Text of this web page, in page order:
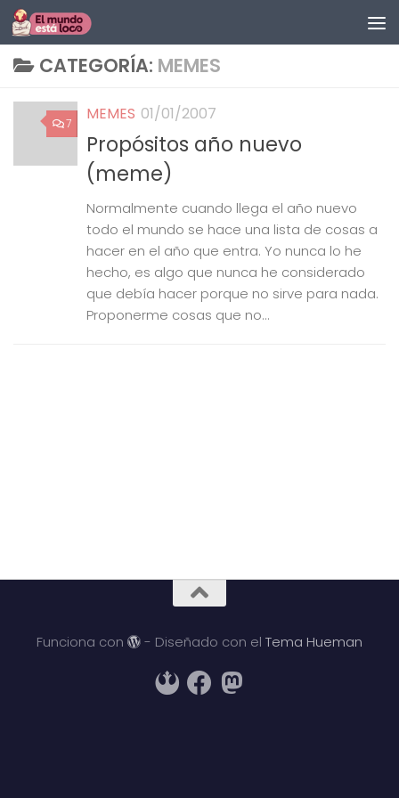
Saltar al contenido
CATEGORÍA: MEMES
7 MEMES 01/01/2007
Propósitos año nuevo
(meme)
Normalmente cuando llega el año nuevo
todo el mundo se hace una lista de cosas a
hacer en el año que entra. Yo nunca lo he
hecho, es algo que nunca he considerado
que debía hacer porque no sirve para nada.
Proponerme cosas que no...
Funciona con - Diseñado con el Tema Hueman